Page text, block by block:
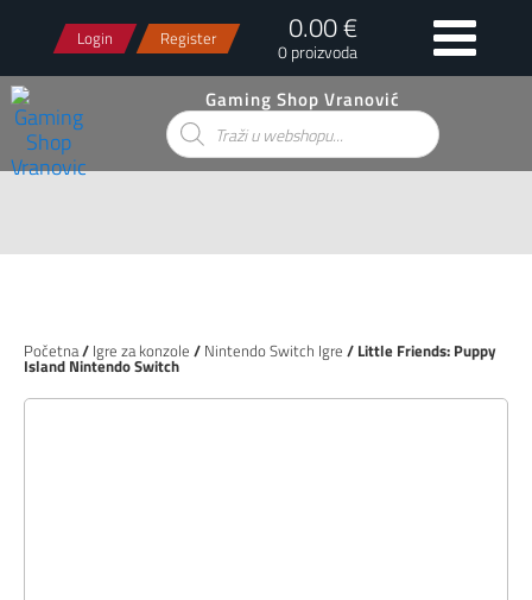
Login Register 0.00 €
0 proizvoda
Gaming Shop Vranović
Products
search
Početna/ Igre za konzole / Nintendo Switch Igre / Little Friends: Puppy
Island Nintendo Switch